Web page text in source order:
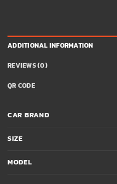
ADDITIONAL INFORMATION
REVIEWS (0)
QR CODE
CAR BRAND
SIZE
MODEL